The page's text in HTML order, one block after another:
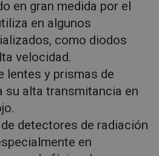
en gran medida por el
en algunos
como diodos
velocidad.
lentes y prismas de
su alta transmitancia en
detectores de radiación
en